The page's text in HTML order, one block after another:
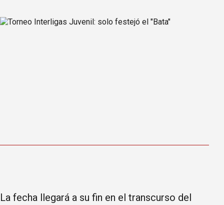
La fecha llegará a su fin en el transcurso del